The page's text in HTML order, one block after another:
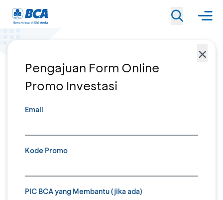
×
Pengajuan Form Online
Promo Investasi
Email
Kode Promo
PIC BCA yang Membantu (jika ada)